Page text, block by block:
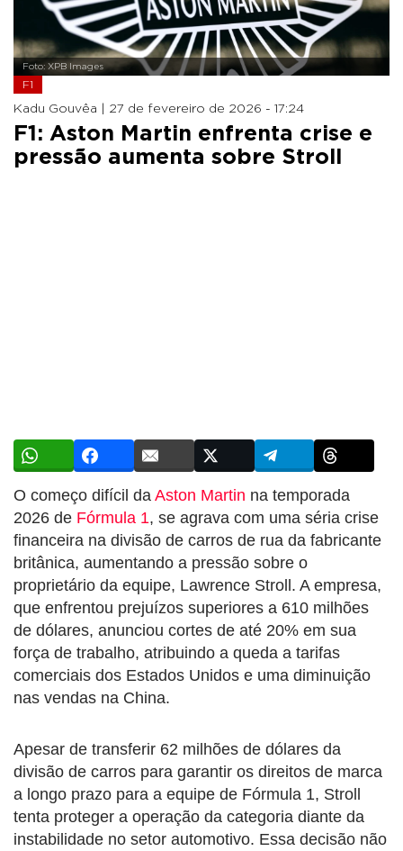
Foto: XPB Images
F1
Kadu Gouvêa | 27 de fevereiro de 2026 - 17:24
F1: Aston Martin enfrenta crise e
pressão aumenta sobre Stroll
O começo difícil da Aston Martin na temporada
2026 de Fórmula 1, se agrava com uma séria crise
financeira na divisão de carros de rua da fabricante
britânica, aumentando a pressão sobre o
proprietário da equipe, Lawrence Stroll. A empresa,
que enfrentou prejuízos superiores a 610 milhões
de dólares, anunciou cortes de até 20% em sua
força de trabalho, atribuindo a queda a tarifas
comerciais dos Estados Unidos e uma diminuição
nas vendas na China.
Apesar de transferir 62 milhões de dólares da
divisão de carros para garantir os direitos de marca
a longo prazo para a equipe de Fórmula 1, Stroll
tenta proteger a operação da categoria diante da
instabilidade no setor automotivo. Essa decisão não